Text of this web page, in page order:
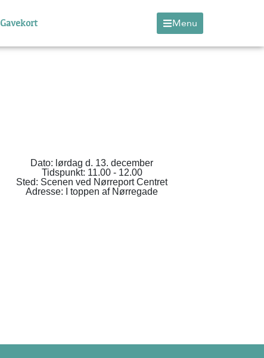
Gavekort Menu
Dato: lørdag d. 13. december
Tidspunkt: 11.00 - 12.00
Sted: Scenen ved Nørreport Centret
Adresse: I toppen af Nørregade